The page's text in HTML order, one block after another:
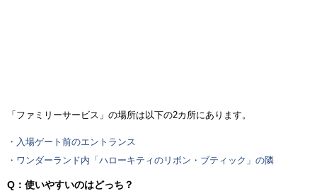
「ファミリーサービス」の場所は以下の2カ所にあります。
・入場ゲート前のエントランス
・ワンダーランド内「ハローキティのリボン・ブティック」の隣
Q：使いやすいのはどっち？